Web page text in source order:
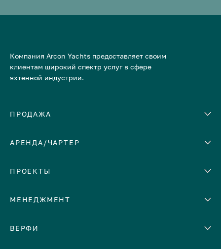
Компания Arcon Yachts предоставляет своим
клиентам широкий спектр услуг в сфере
яхтенной индустрии.
ПРОДАЖА
Количество кают
АРЕНДА/ЧАРТЕР
ЕВРОПА
Греция
Испания
ПРОЕКТЫ
МЕНЕДЖМЕНТ
Помощь с продажей яхты
ВЕРФИ